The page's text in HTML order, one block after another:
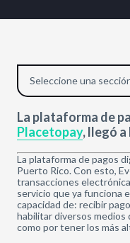
Seleccione una
La plataforma de
Placetopay, llegó a
La plataforma de pagos
Puerto Rico. Con esto,
transacciones
servicio que ya funciona
capacidad de: recibir
habilitar diversos medios
como por tener los más